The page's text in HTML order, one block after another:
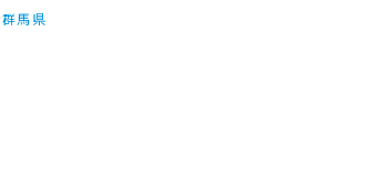
群馬県